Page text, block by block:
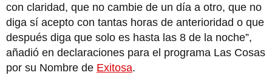
con claridad, que no cambie de un día a otro, que no
diga sí acepto con tantas horas de anterioridad o que
después diga que solo es hasta las 8 de la noche”,
añadió en declaraciones para el programa Las Cosas
por su Nombre de Exitosa.